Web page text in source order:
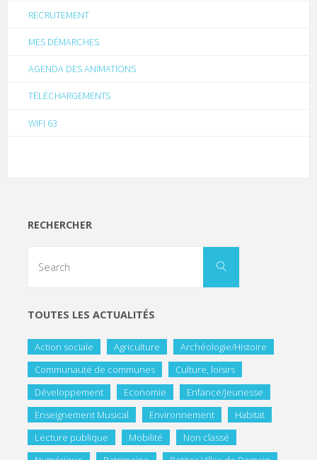
RECRUTEMENT
MES DÉMARCHES
AGENDA DES ANIMATIONS
TÉLÉCHARGEMENTS
WIFI 63
RECHERCHER
TOUTES LES ACTUALITÉS
Action sociale Agriculture
Archéologie/Histoire
Communauté de communes
Culture, loisirs
Développement
Economie
Enfance/Jeunesse
Enseignement Musical
Environnement
Habitat
Lecture publique
Mobilité
Non classé